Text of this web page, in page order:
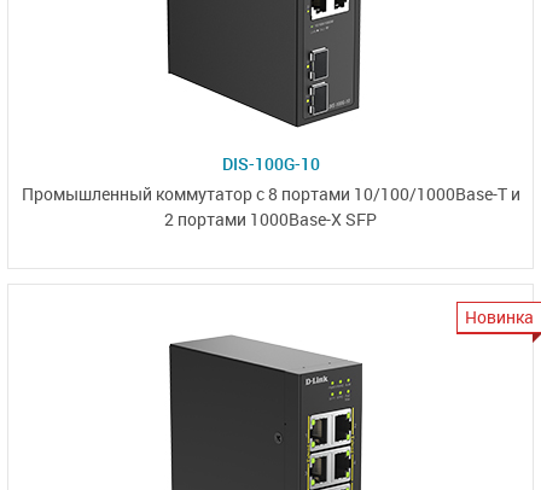
DIS-100G-10
Промышленный коммутаторс 8 портами 10/100/1000Base-Tи
2 портами 1000Base-X SFP
Новинка